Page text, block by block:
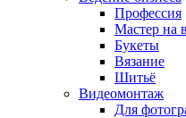
Профессия
Мастер на
Букеты
Вязание
Шитьё
Видеомонтаж
Для